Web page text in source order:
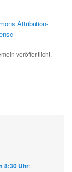
Attribution-
veröffentlicht.
8:30 Uhr: